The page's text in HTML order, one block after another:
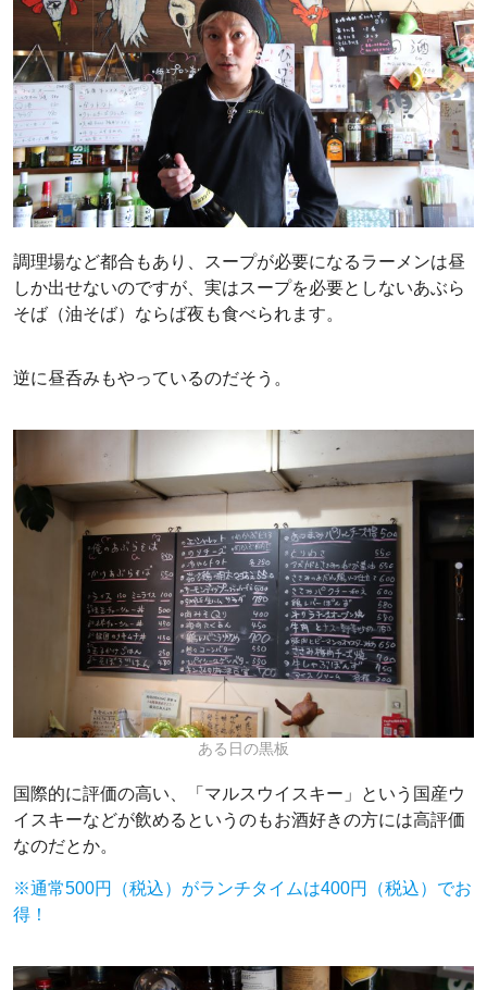
調理場など都合もあり、スープが必要になるラーメンは昼
しか出せないのですが、実はスープを必要としないあぶら
そば（油そば）ならば夜も食べられます。
逆に昼呑みもやっているのだそう。
ある日の黒板
国際的に評価の高い、「マルスウイスキー」という国産ウ
イスキーなどが飲めるというのもお酒好きの方には高評価
なのだとか。
※通常500円（税込）がランチタイムは400円（税込）でお
得！